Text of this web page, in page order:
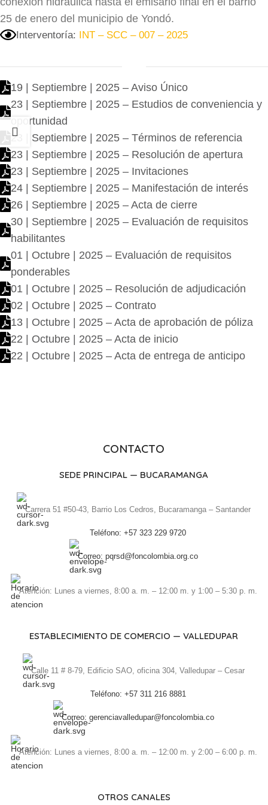
25 de enero del municipio de Yondó.
Interventoría: INT – SCC – 007 – 2025
19 | Septiembre | 2025 – Aviso Único
23 | Septiembre | 2025 – Estudios de conveniencia y
oportunidad
23 | Septiembre | 2025 – Términos de referencia
23 | Septiembre | 2025 – Resolución de apertura
23 | Septiembre | 2025 – Invitaciones
24 | Septiembre | 2025 – Manifestación de interés
26 | Septiembre | 2025 – Acta de cierre
30 | Septiembre | 2025 – Evaluación de requisitos
habilitantes
01 | Octubre | 2025 – Evaluación de requisitos
ponderables
01 | Octubre | 2025 – Resolución de adjudicación
02 | Octubre | 2025 – Contrato
13 | Octubre | 2025 – Acta de aprobación de póliza
22 | Octubre | 2025 – Acta de inicio
22 | Octubre | 2025 – Acta de entrega de anticipo
CONTACTO
SEDE PRINCIPAL — BUCARAMANGA
Carrera 51 #50-43, Barrio Los Cedros, Bucaramanga – Santander
Teléfono: +57 323 229 9720
Correo: pqrsd@foncolombia.org.co
Atención: Lunes a viernes, 8:00 a. m. – 12:00 m. y 1:00 – 5:30 p. m.
ESTABLECIMIENTO DE COMERCIO — VALLEDUPAR
Calle 11 # 8-79, Edificio SAO, oficina 304, Valledupar – Cesar
Teléfono: +57 311 216 8881
Correo: gerenciavalledupar@foncolombia.co
Atención: Lunes a viernes, 8:00 a. m. – 12:00 m. y 2:00 – 6:00 p. m.
OTROS CANALES